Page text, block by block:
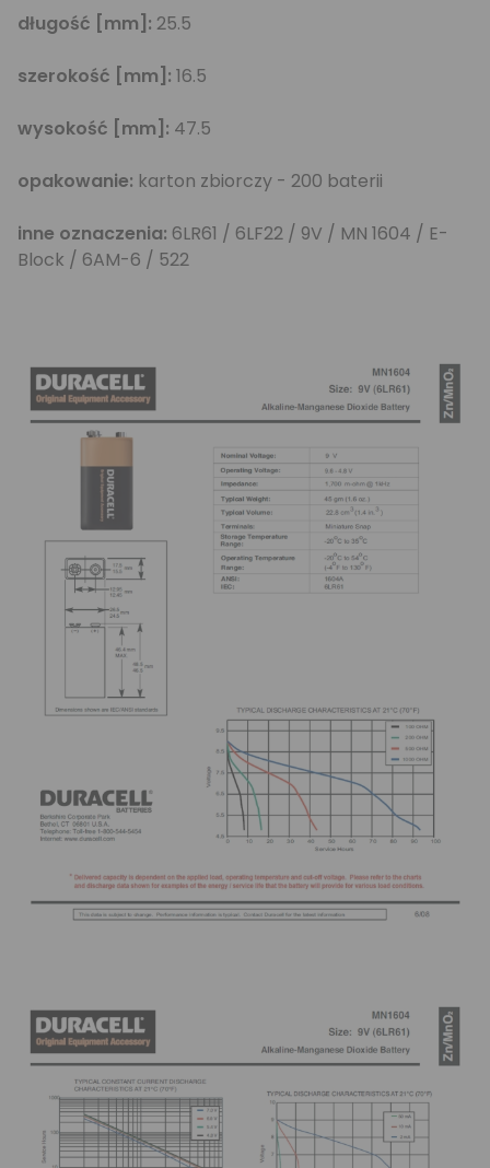
długość [mm]: 25.5
szerokość [mm]: 16.5
wysokość [mm]: 47.5
opakowanie: karton zbiorczy - 200 baterii
inne oznaczenia: 6LR61 / 6LF22 / 9V / MN 1604 / E-
Block / 6AM-6 / 522